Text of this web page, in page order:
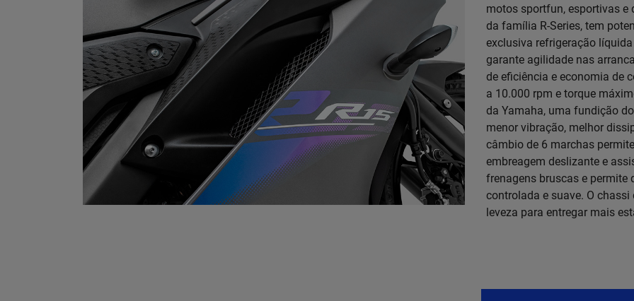
motos sportfun, esportivas e
da família R-Series, tem
exclusiva refrigeração
garante agilidade nas
de eficiência e economia de
a 10.000 rpm e torque
da Yamaha, uma fundição
menor vibração, melhor
câmbio de 6 marchas
embreagem deslizante e
frenagens bruscas e
controlada e suave. O
leveza para entregar mais